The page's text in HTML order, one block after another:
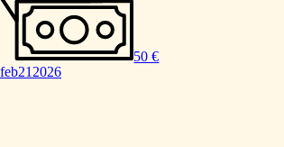
50 €
feb21 2026